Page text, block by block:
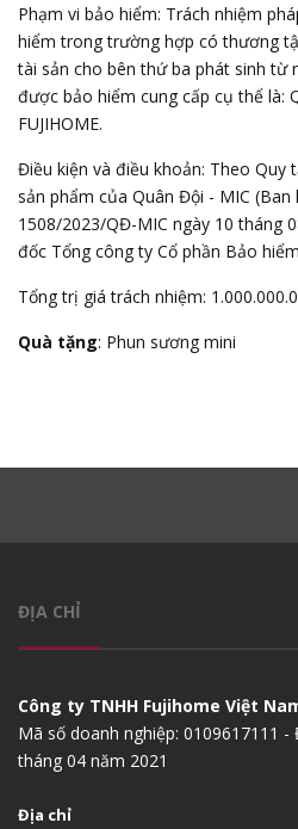
Phạm vi bảo hiểm: Trách nhiệm
hiểm trong trường hợp có thương
tài sản cho bên thứ ba phát sinh từ
được bảo hiểm cung cấp cụ thể là:
FUJIHOME.
Điều kiện và điều khoản: Theo Quy
sản phẩm của Quân Đội - MIC
1508/2023/QĐ-MIC ngày 10 tháng
đốc Tổng công ty Cổ phần Bảo
Tổng trị giá trách nhiệm:
Quà tặng: Phun sương mini
ĐỊA CHỈ
Công ty TNHH Fujihome Việt
Mã số doanh nghiệp: 0109617111
tháng 04 năm 2021
Địa chỉ